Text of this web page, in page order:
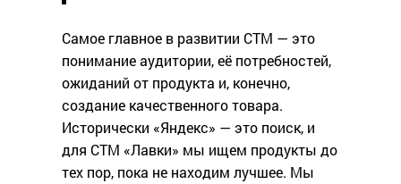
Самое главное в развитии СТМ — это
понимание аудитории, её потребностей,
ожиданий от продукта и, конечно,
создание качественного товара.
Исторически «Яндекс» — это поиск, и
для СТМ «Лавки» мы ищем продукты до
тех пор, пока не находим лучшее. Мы